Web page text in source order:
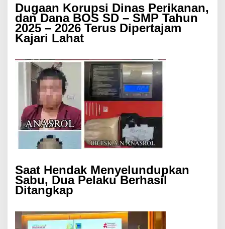
Dugaan Korupsi Dinas Perikanan,
dan Dana BOS SD – SMP Tahun
2025 – 2026 Terus Dipertajam
Kajari Lahat
Saat Hendak Menyelundupkan
Sabu, Dua Pelaku Berhasil
Ditangkap